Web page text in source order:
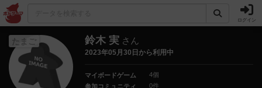
ログイン
たまご 鈴木 実 さん
2023年05月30日から利用中
マイボードゲーム
4個
参加コミュニティ
0件